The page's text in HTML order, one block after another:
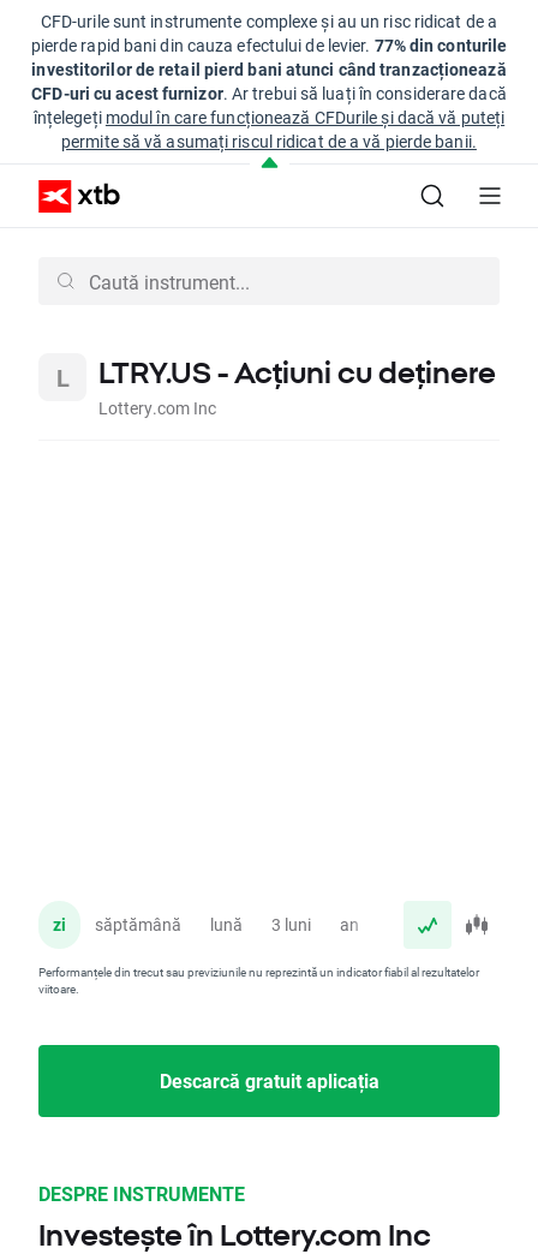
CFD-urile sunt instrumente complexe și au un risc ridicat de a
pierde rapid bani din cauza efectului de levier. 77% din conturile
investitorilor de retail pierd bani atunci când tranzacționează
CFD-uri cu acest furnizor. Ar trebui să luați în considerare dacă
înțelegeți modul în care funcționează CFDurile și dacă vă puteți
permite să vă asumați riscul ridicat de a vă pierde banii.
LTRY.US - Acțiuni cu deținere
Lottery.com Inc
zi săptămână lună 3 luni an
Performanțele din trecut sau previziunile nu reprezintă un indicator fiabil al rezultatelor
viitoare.
Descarcă gratuit aplicația
DESPRE INSTRUMENTE
Investește în Lottery.com Inc